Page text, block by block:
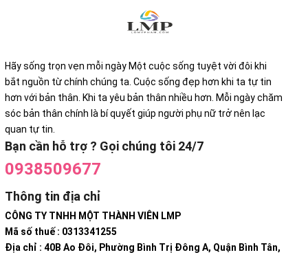
Hãy sống trọn vẹn mỗi ngày Một cuộc sống tuyệt vời đôi khi
bắt nguồn từ chính chúng ta. Cuộc sống đẹp hơn khi ta tự tin
hơn với bản thân. Khi ta yêu bản thân nhiều hơn. Mỗi ngày chăm
sóc bản thân chính là bí quyết giúp người phụ nữ trở nên lạc
quan tự tin.
Bạn cần hỗ trợ ? Gọi chúng tôi 24/7
0938509677
Thông tin địa chỉ
CÔNG TY TNHH MỘT THÀNH VIÊN LMP
Mã số thuế : 0313341255
Địa chỉ : 40B Ao Đôi, Phường Bình Trị Đông A, Quận Bình Tân,